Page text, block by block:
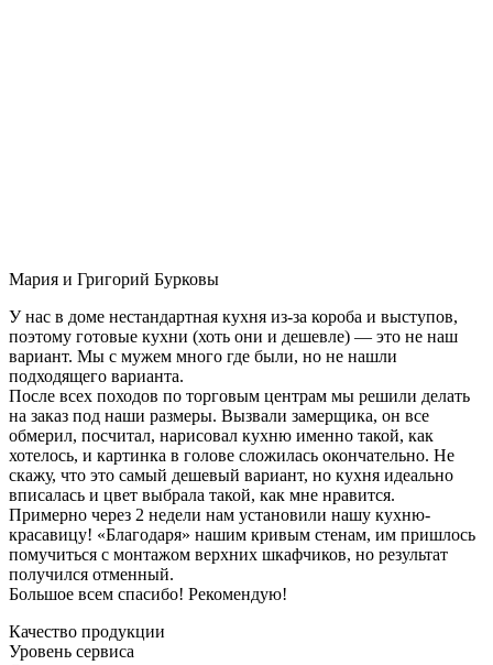
Мария и Григорий Бурковы
У нас в доме нестандартная кухня из-за короба и выступов,
поэтому готовые кухни (хоть они и дешевле) — это не наш
вариант. Мы с мужем много где были, но не нашли
подходящего варианта.
После всех походов по торговым центрам мы решили делать
на заказ под наши размеры. Вызвали замерщика, он все
обмерил, посчитал, нарисовал кухню именно такой, как
хотелось, и картинка в голове сложилась окончательно. Не
скажу, что это самый дешевый вариант, но кухня идеально
вписалась и цвет выбрала такой, как мне нравится.
Примерно через 2 недели нам установили нашу кухню-
красавицу! «Благодаря» нашим кривым стенам, им пришлось
помучиться с монтажом верхних шкафчиков, но результат
получился отменный.
Большое всем спасибо! Рекомендую!
Качество продукции
Уровень сервиса